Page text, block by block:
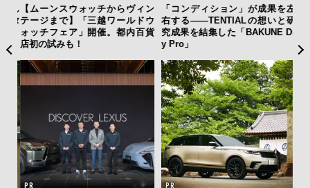
スウォッチからヴィン
で】「三越ワールドウ
ェア」開催。都内百貨
みも！
「コンディション」が成果を左
右する——TENTIALの想いと研
究成果を結集した「BAKUNE Dr
サングラス決定
とのコラボで
も」使える4シ
4名がレビュー